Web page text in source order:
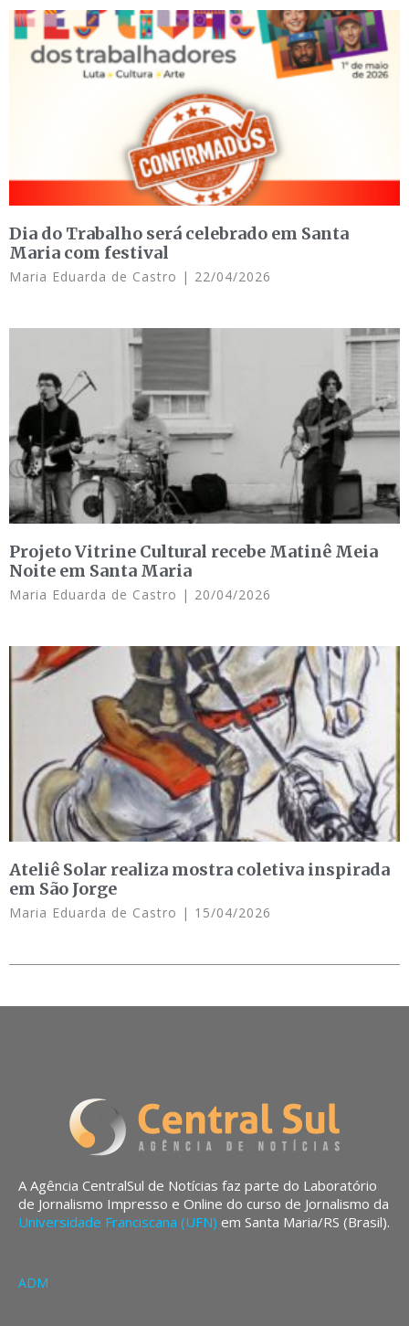
Dia do Trabalho será celebrado em Santa
Maria com festival
Maria Eduarda de Castro 22/04/2026
Projeto Vitrine Cultural recebe Matinê Meia
Noite em Santa Maria
Maria Eduarda de Castro 20/04/2026
Ateliê Solar realiza mostra coletiva inspirada
em São Jorge
Maria Eduarda de Castro 15/04/2026
A Agência CentralSul de Notícias faz parte do Laboratório
de Jornalismo Impresso e Online do curso de Jornalismo da
Universidade Franciscana (UFN) em Santa Maria/RS (Brasil).
ADM